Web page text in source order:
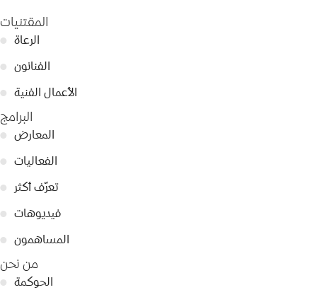
المقتنيات
● الرعاة
● الفنانون
● الأعمال الفنية
البرامج
● المعارض
● الفعاليات
●
تعرّف أكثر
● فيديوهات
● المساهمون
من نحن
● الحوكمة